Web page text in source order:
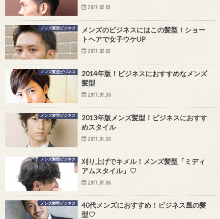
2017.02.02
メンズ髪型ビジネス
メンズのビジネスにはこの髪型！ショー
トヘアで女子ウケUP
2017.02.02
メンズ髪型ビジネス
2014年版！ビジネスにおすすめなメンズ
髪型
2017.01.30
メンズ髪型ビジネス
2013年版メンズ髪型！ビジネスにおすす
めスタイル
2017.01.30
メンズ髪型ビジネス
刈り上げでキメル！メンズ髪型「ミディ
アムスタイル」♡
2017.01.06
メンズ髪型ビジネス
40代メンズにおすすめ！ビジネス風の髪
型♡